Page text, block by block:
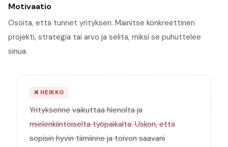
Motivaatio
Osoita, että tunnet yrityksen. Mainitse konkreettinen
projekti, strategia tai arvo ja selitä, miksi se puhuttelee
sinua.
❌HEIKKO
Yrityksenne vaikuttaa hienolta ja
mielenkiintoiselta työpaikalta. Uskon, että
sopisin hyvin tiimiinne ja toivon saavani